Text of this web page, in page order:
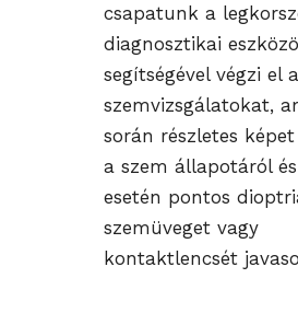
csapatunk a
diagnosztikai
segítségével végzi el a
szemvizsgálatokat,
során részletes
a szem állapotáról
esetén pontos
szemüveget vagy
kontaktlencsét